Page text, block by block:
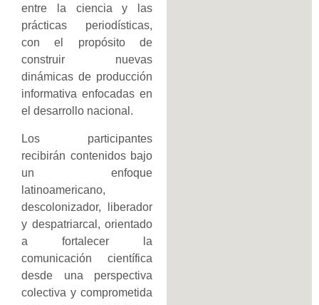
entre la ciencia y las
prácticas periodísticas,
con el propósito de
construir nuevas
dinámicas de producción
informativa enfocadas en
el desarrollo nacional.
Los participantes
recibirán contenidos bajo
un enfoque
latinoamericano,
descolonizador, liberador
y despatriarcal, orientado
a fortalecer la
comunicación científica
desde una perspectiva
colectiva y comprometida